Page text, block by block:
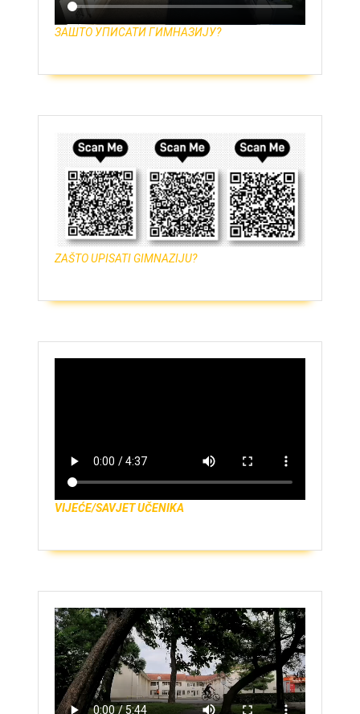
ЗАШТО УПИСАТИ ГИМНАЗИЈУ?
ZAŠTO UPISATI GIMNAZIJU?
VIJEĆE/SAVJET UČENIKA